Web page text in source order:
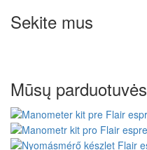
Sekite mus
Mūsų parduotuvės